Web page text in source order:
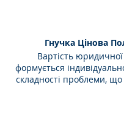
Гнучка Цінова
Вартість
формується
складності проблеми, що